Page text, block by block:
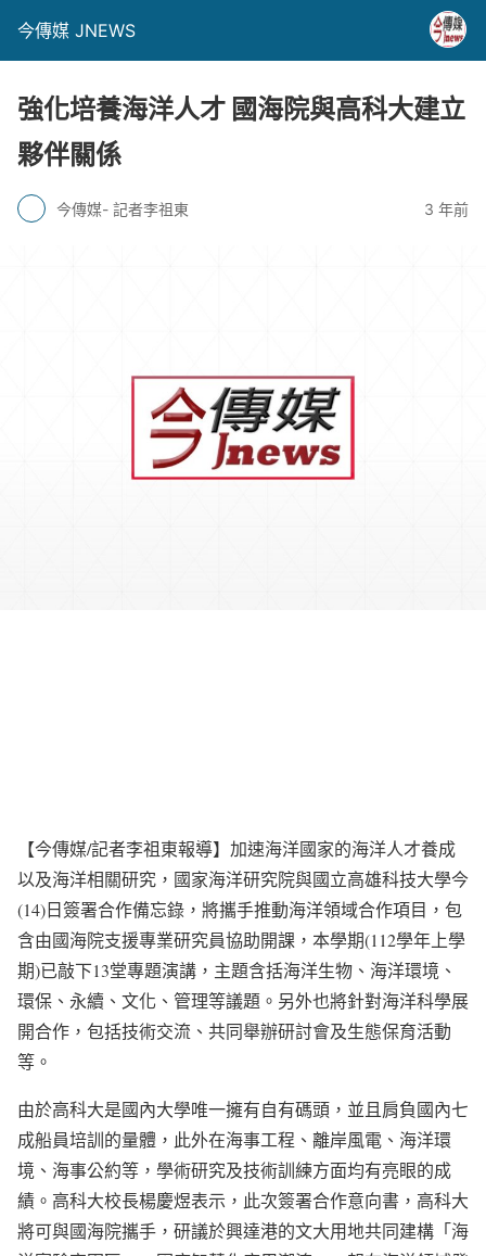
今傳媒 JNEWS
強化培養海洋人才 國海院與高科大建立
夥伴關係
今傳媒- 記者李祖東 3 年前
【今傳媒/記者李祖東報導】加速海洋國家的海洋人才養成
以及海洋相關研究，國家海洋研究院與國立高雄科技大學今
(14)日簽署合作備忘錄，將攜手推動海洋領域合作項目，包
含由國海院支援專業研究員協助開課，本學期(112學年上學
期)已敲下13堂專題演講，主題含括海洋生物、海洋環境、
環保、永續、文化、管理等議題。另外也將針對海洋科學展
開合作，包括技術交流、共同舉辦研討會及生態保育活動
等。
由於高科大是國內大學唯一擁有自有碼頭，並且肩負國內七
成船員培訓的量體，此外在海事工程、離岸風電、海洋環
境、海事公約等，學術研究及技術訓練方面均有亮眼的成
績。高科大校長楊慶煜表示，此次簽署合作意向書，高科大
將可與國海院攜手，研議於興達港的文大用地共同建構「海